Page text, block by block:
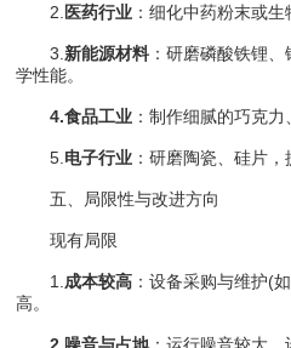
2. 医药行业 ：细化中药粉末或
3. 新能源材料 ：研磨磷酸铁锂
学性能。
4.食品工业 ：制作细腻的巧克
5. 电子行业 ：研磨陶瓷、硅片，
五、局限性与改进方向
现有局限
1. 成本较高 ：设备采购与维护(
高。